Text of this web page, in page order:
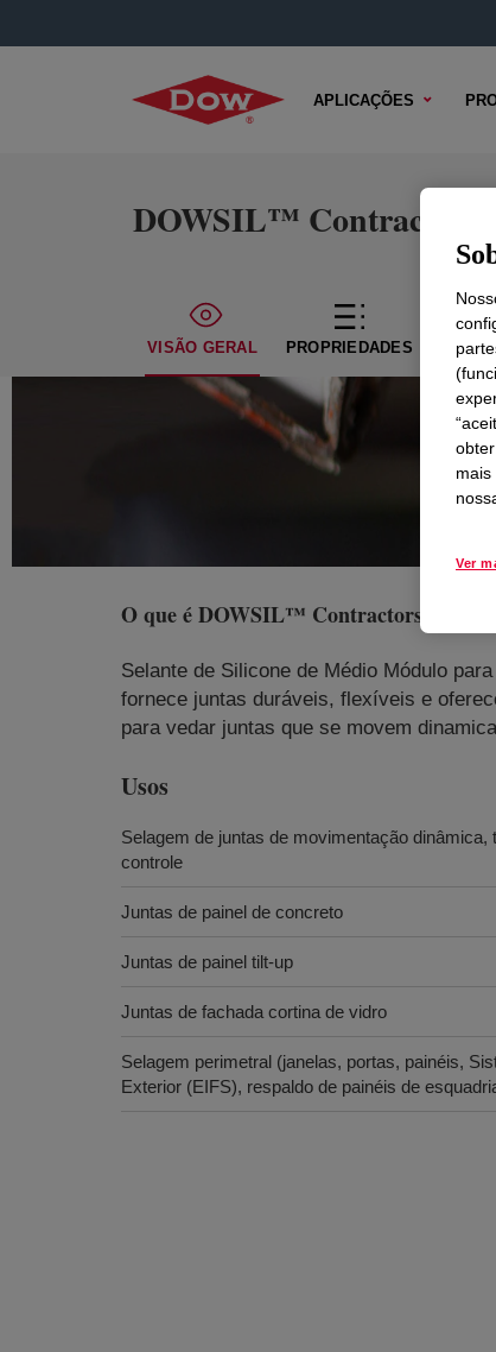
APLICAÇÕES
DOWSIL™ Contractors
VISÃO GERAL PROPRIEDADES
O que éDOWSIL™ Contractors
Selante de Silicone de Médio Módulo
fornece juntas duráveis, flexíveis e
para vedar juntas que se movem
Usos
Selagem de juntas de movimentação
controle
Juntas de painel de concreto
Juntas de painel tilt-up
Juntas de fachada cortina de vidro
Selagem perimetral (janelas, portas, painéis,
Exterior (EIFS), respaldo de painéis de
mais
Ver